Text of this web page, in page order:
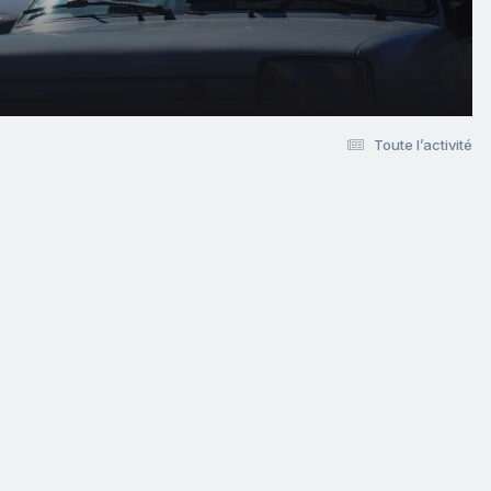
Toute l’activité